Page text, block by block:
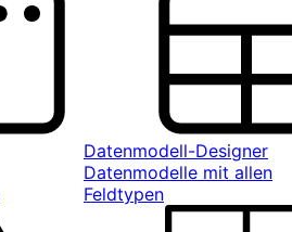
Datenmodell-Designer
Datenmodelle mit allen
Feldtypen